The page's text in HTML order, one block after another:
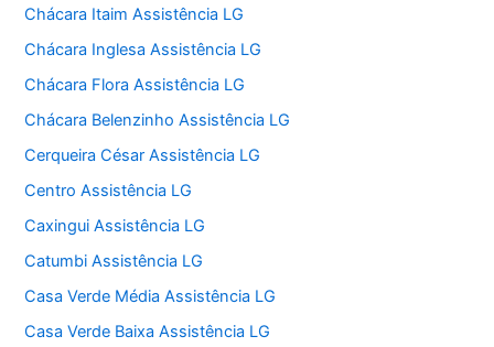
Chácara Itaim Assistência LG
Chácara Inglesa Assistência LG
Chácara Flora Assistência LG
Chácara Belenzinho Assistência LG
Cerqueira César Assistência LG
Centro Assistência LG
Caxingui Assistência LG
Catumbi Assistência LG
Casa Verde Média Assistência LG
Casa Verde Baixa Assistência LG